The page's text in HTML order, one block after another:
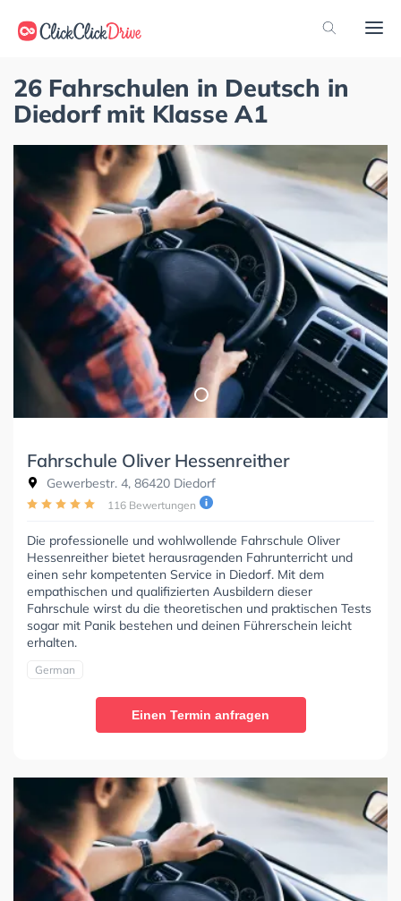
26 Fahrschulen in Deutsch in
Diedorf mit Klasse A1
Fahrschule Oliver Hessenreither
Gewerbestr. 4, 86420 Diedorf
116 Bewertungen
Die professionelle und wohlwollende Fahrschule Oliver
Hessenreither bietet herausragenden Fahrunterricht und
einen sehr kompetenten Service in Diedorf. Mit dem
empathischen und qualifizierten Ausbildern dieser
Fahrschule wirst du die theoretischen und praktischen Tests
sogar mit Panik bestehen und deinen Führerschein leicht
erhalten.
German
Einen Termin anfragen